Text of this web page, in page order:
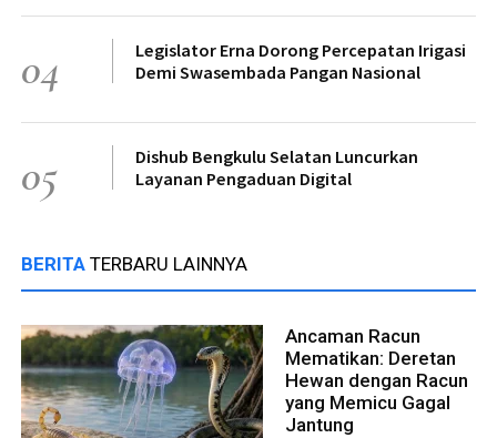
04
Legislator Erna Dorong Percepatan Irigasi
Demi Swasembada Pangan Nasional
05
Dishub Bengkulu Selatan Luncurkan
Layanan Pengaduan Digital
BERITA TERBARU LAINNYA
Ancaman Racun
Mematikan: Deretan
Hewan dengan Racun
yang Memicu Gagal
Jantung